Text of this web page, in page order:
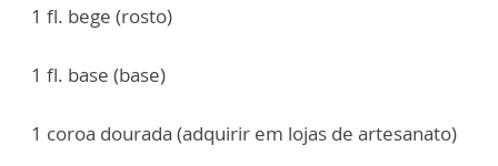
1 fl. bege (rosto)
1 fl. base (base)
1 coroa dourada (adquirir em lojas de artesanato)